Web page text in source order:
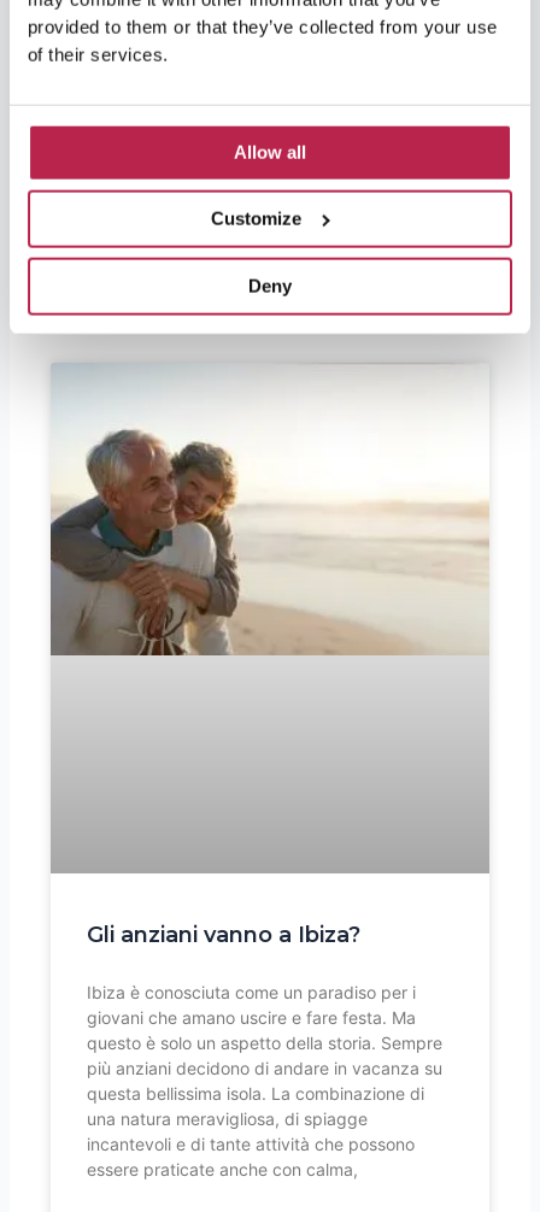
provided to them or that they’ve collected from your use
of their services.
Allow all
Customize
Deny
Devo portare degli euro a Ibiza?
della natura e della cultura. Per i visitatori che
partono a breve e che si chiedono se è il caso
Ibiza fa parte della Spagna e quindi
dell’Unione Europea,
CONTINUA A LEGGERE "
Gli anziani vanno a Ibiza?
Ibiza è conosciuta come un paradiso per i
giovani che amano uscire e fare festa. Ma
questo è solo un aspetto della storia. Sempre
più anziani decidono di andare in vacanza su
questa bellissima isola. La combinazione di
una natura meravigliosa, di spiagge
incantevoli e di tante attività che possono
essere praticate anche con calma,